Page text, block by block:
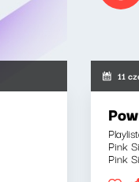
11
Pink
Pink